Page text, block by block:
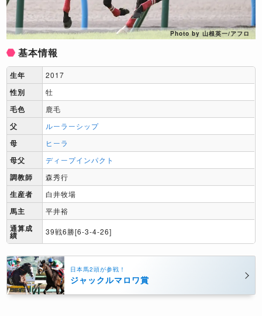
Photo by 山根英一/アフロ
基本情報
生年 2017
性別 牡
毛色 鹿毛
父 ルーラーシップ
母 ヒーラ
母父 ディープインパクト
調教師 森秀行
生産者 白井牧場
馬主 平井裕
通算成
績 39戦6勝[6-3-4-26]
日本馬2頭が参戦！
ジャックルマロワ賞